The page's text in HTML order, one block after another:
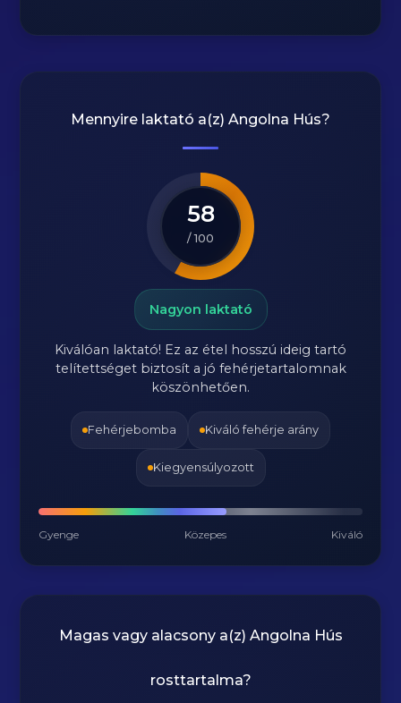
Mennyire laktató a(z) Angolna Hús?
58
/ 100
Nagyon laktató
Kiválóan laktató! Ez az étel hosszú ideig tartó
telítettséget biztosít a jó fehérjetartalomnak
köszönhetően.
Fehérjebomba Kiváló fehérje arány
Kiegyensúlyozott
Gyenge Közepes Kiváló
Magas vagy alacsony a(z) Angolna Hús
rosttartalma?